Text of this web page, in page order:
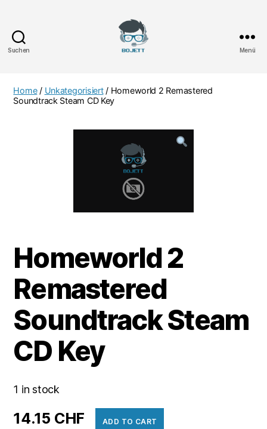
Suchen Menü
Home/ Unkategorisiert/ Homeworld 2 Remastered
Soundtrack Steam CD Key
Homeworld 2
Remastered
Soundtrack Steam
CD Key
1 in stock
14.15 CHF ADD TO CART